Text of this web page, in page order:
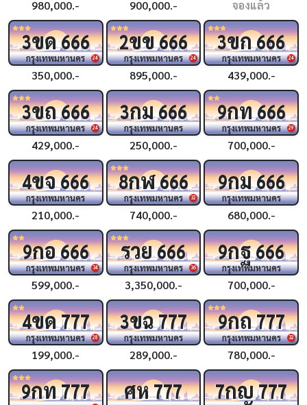
980,000.- 900,000.- จองแล้ว
24
3ขด666
กรุงเทพมหานคร
350,000.-
24
2ขข666
กรุงเทพมหานคร
895,000.-
24
3ขก666
กรุงเทพมหานคร
439,000.-
24
3ขถ666
กรุงเทพมหานคร
429,000.-
3กม666
กรุงเทพมหานคร
250,000.-
29
9กท666
กรุงเทพมหานคร
700,000.-
4ขจ666
กรุงเทพมหานคร
210,000.-
32
8กฬ666
กรุงเทพมหานคร
740,000.-
9กม666
กรุงเทพมหานคร
680,000.-
34
9กอ666
กรุงเทพมหานคร
599,000.-
36
รวย666
กรุงเทพมหานคร
3,350,000.-
9กฐ666
กรุงเทพมหานคร
700,000.-
28
4ขด777
กรุงเทพมหานคร
199,000.-
3ขฉ777
กรุงเทพมหานคร
289,000.-
32
9กถ777
กรุงเทพมหานคร
780,000.-
9กท777 ศห777 7กญ777